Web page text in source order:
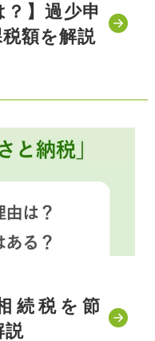
？】過少申
額を解説
続税を節
説